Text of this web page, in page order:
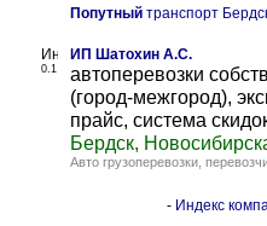
Попутный транспорт
0.1
ИП Шатохин А.С.
автоперевозки
(город-межгород),
прайс, система
Бердск,
Авто грузоперевозки,
- Индекс